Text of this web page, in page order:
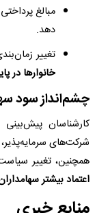
مبالغ
دهد.
تغییر
خانوارها در
چشم‌انداز سود
کارشناسان
شرکت‌های
همچنین، تغییر
اعتماد بیشتر